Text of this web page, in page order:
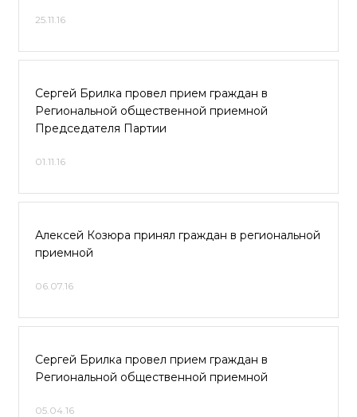
25.11.16
Сергей Брилка провел прием граждан в
Региональной общественной приемной
Председателя Партии
01.11.16
Алексей Козюра принял граждан в региональной
приемной
06.07.16
Сергей Брилка провел прием граждан в
Региональной общественной приемной
05.04.16